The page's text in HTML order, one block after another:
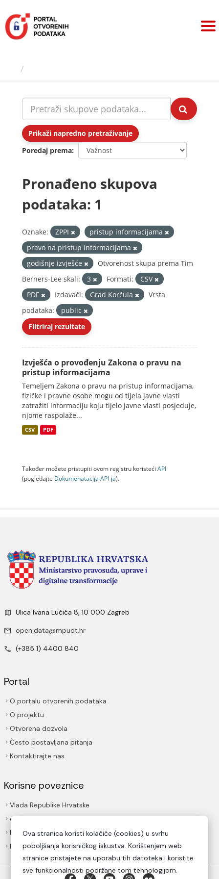
sadržaj
Prikaži napredno pretraživanje
Poredaj prema
Pronađeno skupova
podataka: 1
Oznake: ZPPI
pristup informacijama
pravo na pristup informacijama
godišnje izvješće
Otvorenost skupa prema Tim
Berners-Lee skali:
3 Formati:
CSV
PDF
Izdavači: Grad Korčula
Vrsta
podataka:
public
Filtriraj rezultate
Izvješća o provođenju Zakona o pravu na
pristup informacijama
Temeljem Zakona o pravu na pristup informacijama,
fizičke i pravne osobe mogu od tijela javne vlasti
zatražiti informaciju koju tijelo javne vlasti posjeduje,
njome raspolaže...
CSV PDF
Također možete pristupiti ovom registru koristeći API
(pogledajte Dokumenаtаcijа API-jа).